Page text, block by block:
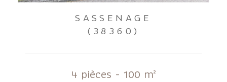
SASSENAGE
(38360)
4 pièces - 100 m²